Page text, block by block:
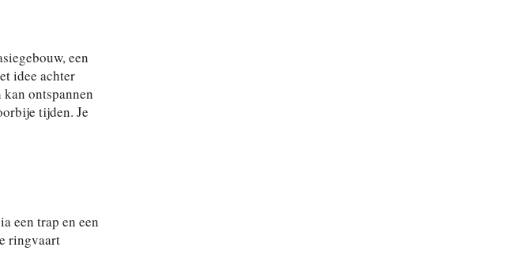
een
idee achter
ontspannen
tijden. Je
een trap en een
ringvaart